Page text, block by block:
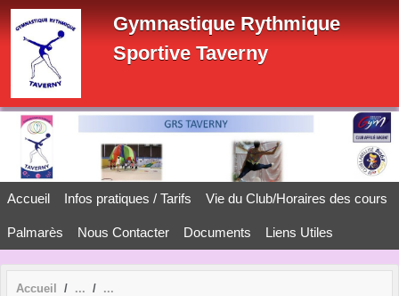
Gymnastique Rythmique
Sportive Taverny
Accueil Infos pratiques / Tarifs Vie du Club/Horaires des cours
Palmarès Nous Contacter Documents Liens Utiles
Accueil
Panneau de gestion des cookies